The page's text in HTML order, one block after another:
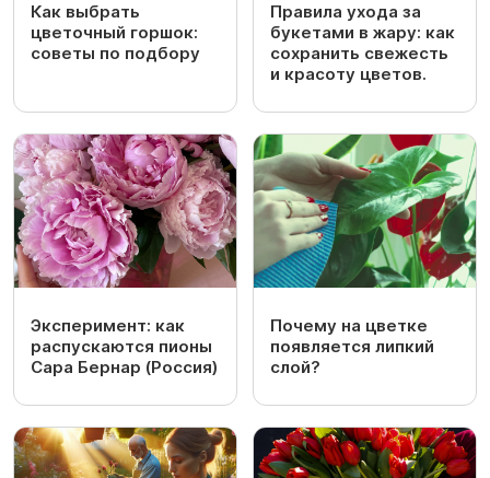
Как выбрать
цветочный горшок:
советы по подбору
Правила ухода за
букетами в жару: как
сохранить свежесть
и красоту цветов.
Эксперимент: как
распускаются пионы
Сара Бернар (Россия)
Почему на цветке
появляется липкий
слой?